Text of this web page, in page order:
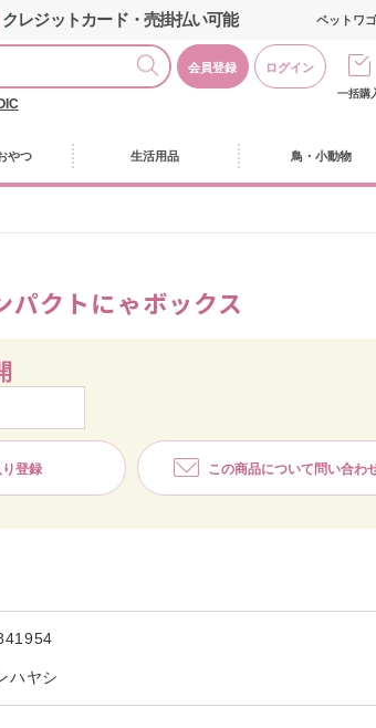
クレジットカード・売掛払い可能
会員登録 ログイン
ペットワ
一括購
やつ 生活用品 鳥・小動物
パクトにゃボックス
ハヤシ
登録 この商品について問い合わ